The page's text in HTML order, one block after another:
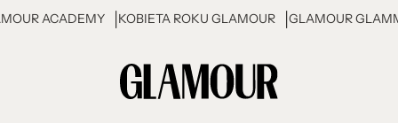
ACADEMY KOBIETA ROKU GLAMOUR GLAMOUR